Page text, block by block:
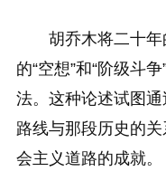
胡乔木将二十
的“空想”和“阶级斗
法。这种论述试图
路线与那段历史的
会主义道路的成就。